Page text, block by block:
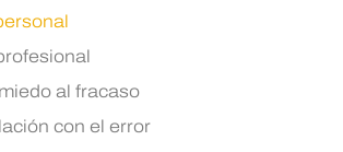
al fracaso
con el error